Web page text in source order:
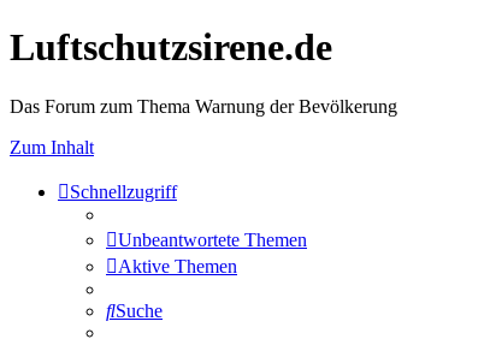
Luftschutzsirene.de
Das Forum zum Thema Warnung der Bevölkerung
Zum Inhalt
Schnellzugriff
Unbeantwortete Themen
Aktive Themen
Suche